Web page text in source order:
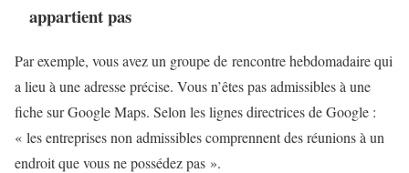
appartient pas
Par exemple, vous avez un groupe de rencontre hebdomadaire qui
a lieu à une adresse précise. Vous n’êtes pas admissibles à une
fiche sur Google Maps. Selon les lignes directrices de Google :
« les entreprises non admissibles comprennent des réunions à un
endroit que vous ne possédez pas ».